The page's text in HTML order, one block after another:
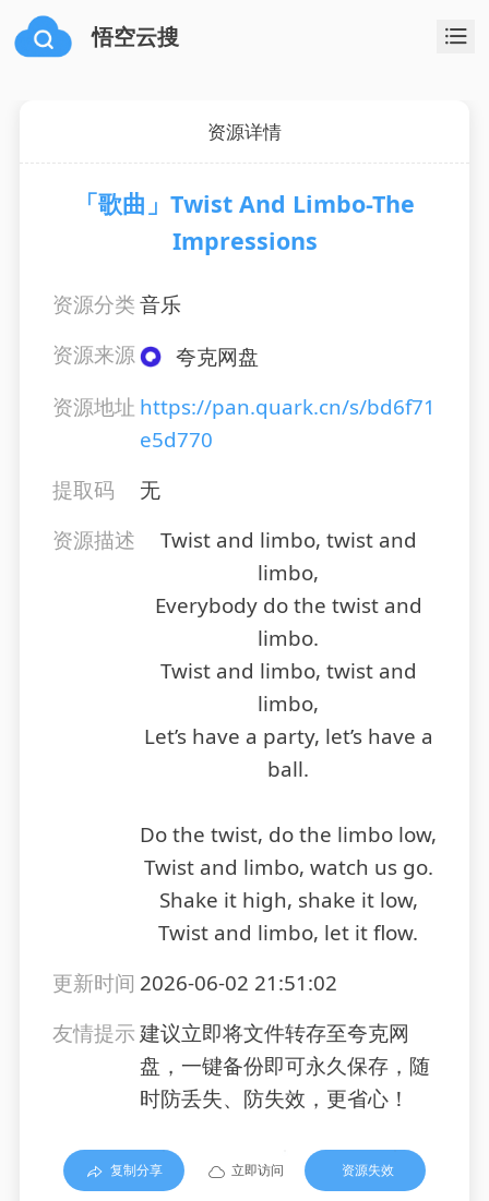
悟空云搜
资源详情
「歌曲」Twist And Limbo-The
Impressions
资源分类音乐
资源来源
夸克网盘
资源地址 https://pan.quark.cn/s/bd6f71
e5d770
提取码
无
资源描述
Twist and limbo, twist and
limbo,
Everybody do the twist and
limbo.
Twist and limbo, twist and
limbo,
Let’s have a party, let’s have a
ball.
Do the twist, do the limbo low,
Twist and limbo, watch us go.
Shake it high, shake it low,
Twist and limbo, let it flow.
更新时间 2026-06-02 21:51:02
友情提示建议立即将文件转存至夸克网
盘，一键备份即可永久保存，随
时防丢失、防失效，更省心！
复制分享 立即访问 资源失效